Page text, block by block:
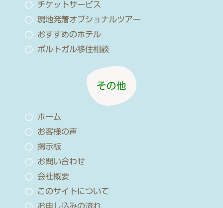
チケットサービス
現地発着オプショナルツアー
おすすめのホテル
ポルトガル移住相談
その他
ホーム
お客様の声
掲示板
お問い合わせ
会社概要
このサイトについて
お申し込みの流れ